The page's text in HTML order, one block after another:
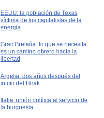
EEUU: la población de Texas
víctima de los capitalistas de la
energía
Gran Bretaña: lo que se necesita
es un camino obrero hacia la
libertad
Argelia: dos años después del
inicio del Hirak
Italia: unión política al servicio de
la burguesia